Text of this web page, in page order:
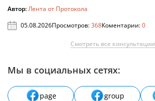
Автор:Лента от Протокола
05.08.2026Просмотров:368Коментарии:0
Смотреть все консультации
Мы в социальных сетях:
page group